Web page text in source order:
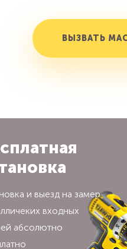
ВЫЗВАТЬ
и выезд на замер
входных
абсолютно